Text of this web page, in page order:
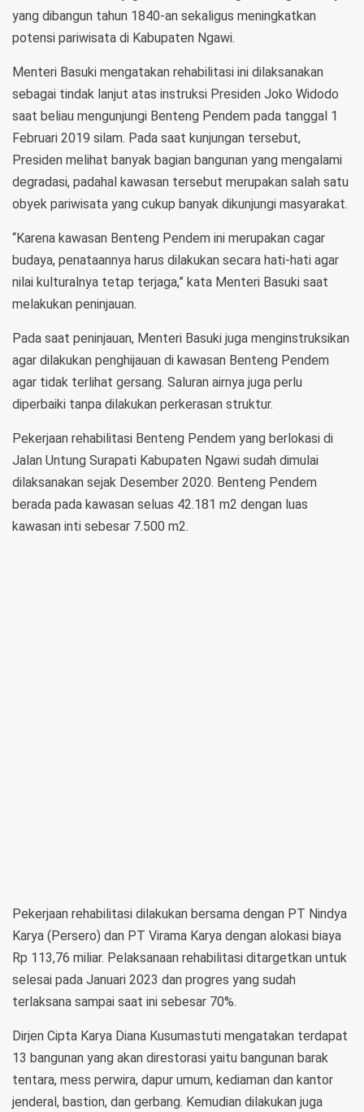
yang dibangun tahun 1840-an sekaligus meningkatkan
potensi pariwisata di Kabupaten Ngawi.
Menteri Basuki mengatakan rehabilitasi ini dilaksanakan
sebagai tindak lanjut atas instruksi Presiden Joko Widodo
saat beliau mengunjungi Benteng Pendem pada tanggal 1
Februari 2019 silam. Pada saat kunjungan tersebut,
Presiden melihat banyak bagian bangunan yang mengalami
degradasi, padahal kawasan tersebut merupakan salah satu
obyek pariwisata yang cukup banyak dikunjungi masyarakat.
“Karena kawasan Benteng Pendem ini merupakan cagar
budaya, penataannya harus dilakukan secara hati-hati agar
nilai kulturalnya tetap terjaga,” kata Menteri Basuki saat
melakukan peninjauan.
Pada saat peninjauan, Menteri Basuki juga menginstruksikan
agar dilakukan penghijauan di kawasan Benteng Pendem
agar tidak terlihat gersang. Saluran airnya juga perlu
diperbaiki tanpa dilakukan perkerasan struktur.
Pekerjaan rehabilitasi Benteng Pendem yang berlokasi di
Jalan Untung Surapati Kabupaten Ngawi sudah dimulai
dilaksanakan sejak Desember 2020. Benteng Pendem
berada pada kawasan seluas 42.181 m2 dengan luas
kawasan inti sebesar 7.500 m2.
Pekerjaan rehabilitasi dilakukan bersama dengan PT Nindya
Karya (Persero) dan PT Virama Karya dengan alokasi biaya
Rp 113,76 miliar. Pelaksanaan rehabilitasi ditargetkan untuk
selesai pada Januari 2023 dan progres yang sudah
terlaksana sampai saat ini sebesar 70%.
Dirjen Cipta Karya Diana Kusumastuti mengatakan terdapat
13 bangunan yang akan direstorasi yaitu bangunan barak
tentara, mess perwira, dapur umum, kediaman dan kantor
jenderal, bastion, dan gerbang. Kemudian dilakukan juga